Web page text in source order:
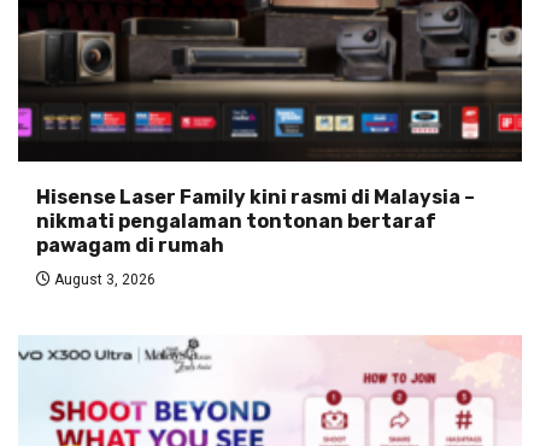
Hisense Laser Family kini rasmi di Malaysia –
nikmati pengalaman tontonan bertaraf
pawagam di rumah
August 3, 2026